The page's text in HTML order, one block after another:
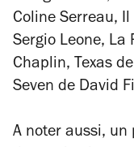
Coline Serreau, Il
Sergio Leone, La
Chaplin, Texas
Seven de David
A noter aussi, un